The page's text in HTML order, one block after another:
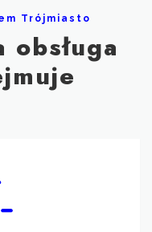
Trójmiasto